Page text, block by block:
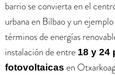
barrio se convierta en el
urbana en Bilbao y un
términos de energías
instalación de entre 18 y 24
fotovoltaicas en